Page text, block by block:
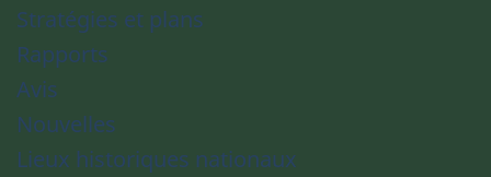
Stratégies et plans
Rapports
Avis
Nouvelles
Lieux historiques nationaux